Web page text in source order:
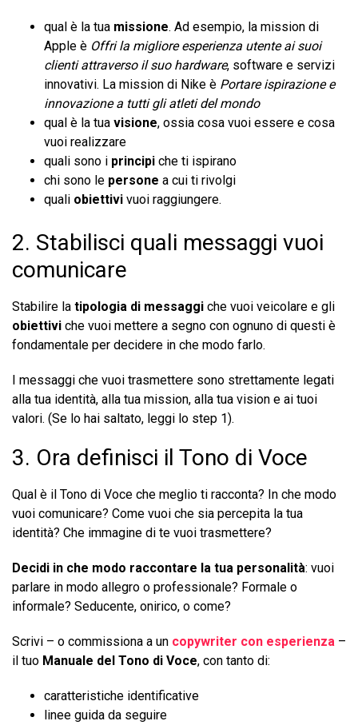
qual è la tua missione. Ad esempio, la mission di
Apple è Offri la migliore esperienza utente ai suoi
clienti attraverso il suo hardware, software e servizi
innovativi. La mission di Nike è Portare ispirazione e
innovazione a tutti gli atleti del mondo
qual è la tua visione, ossia cosa vuoi essere e cosa
vuoi realizzare
quali sono i principi che ti ispirano
chi sono le persone a cui ti rivolgi
quali obiettivi vuoi raggiungere.
2. Stabilisci quali messaggi vuoi
comunicare
Stabilire la tipologia di messaggi che vuoi veicolare e gli
obiettivi che vuoi mettere a segno con ognuno di questi è
fondamentale per decidere in che modo farlo.
I messaggi che vuoi trasmettere sono strettamente legati
alla tua identità, alla tua mission, alla tua vision e ai tuoi
valori. (Se lo hai saltato, leggi lo step 1).
3. Ora definisci il Tono di Voce
Qual è il Tono di Voce che meglio ti racconta? In che modo
vuoi comunicare? Come vuoi che sia percepita la tua
identità? Che immagine di te vuoi trasmettere?
Decidi in che modo raccontare la tua personalità: vuoi
parlare in modo allegro o professionale? Formale o
informale? Seducente, onirico, o come?
Scrivi – o commissiona a un copywriter con esperienza –
il tuo Manuale del Tono di Voce, con tanto di:
caratteristiche identificative
linee guida da seguire